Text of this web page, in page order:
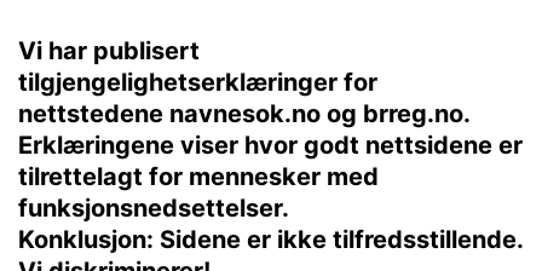
Vi har publisert
tilgjengelighetserklæringer for
nettstedene navnesok.no og brreg.no.
Erklæringene viser hvor godt nettsidene er
tilrettelagt for mennesker med
funksjonsnedsettelser.
Konklusjon: Sidene er ikke tilfredsstillende.